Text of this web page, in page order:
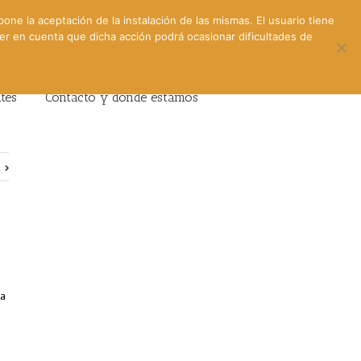
Contacto y dónde estamos
la aceptación de la instalación de las mismas. El usuario tiene
en cuenta que dicha acción podrá ocasionar dificultades de